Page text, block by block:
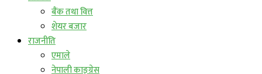
बैंक तथा वित्त
शेयर बजार
राजनीति
एमाले
नेपाली काङ्ग्रेस